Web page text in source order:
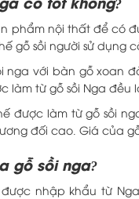
phẩm nội thất để có
gỗ sồi người sử dụng
nga với bàn gỗ xoan
làm từ gỗ sồi Nga đều
được làm từ gỗ sồi
đối cao. Giá của
gỗ sồi nga?
được nhập khẩu từ